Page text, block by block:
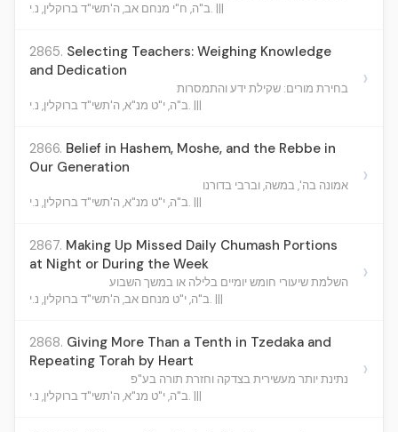
ב"ה, ח"י מנחם אב, ה'תשי"ד ברוקלין, נ.י. |||
2865. Selecting Teachers: Weighing Knowledge
and Dedication
בחירת מורים: שקילת ידע והתמסרות
ב"ה, י"ט מנ"א, ה'תשי"ד ברוקלין, נ.י. |||
›
2866. Belief in Hashem, Moshe, and the Rebbe in
Our Generation
אמונה בה', במשה, וברבי בדורנו
ב"ה, י"ט מנ"א, ה'תשי"ד ברוקלין, נ.י. |||
›
2867. Making Up Missed Daily Chumash Portions
at Night or During the Week
השלמת שיעורי חומש יומיים בלילה או במשך השבוע
ב"ה, י"ט מנחם אב, ה'תשי"ד ברוקלין, נ.י. |||
›
2868. Giving More Than a Tenth in Tzedaka and
Repeating Torah by Heart
נתינת יותר מעשירית בצדקה וחזרת תורה בע"פ
ב"ה, י"ט מנ"א, ה'תשי"ד ברוקלין, נ.י. |||
›